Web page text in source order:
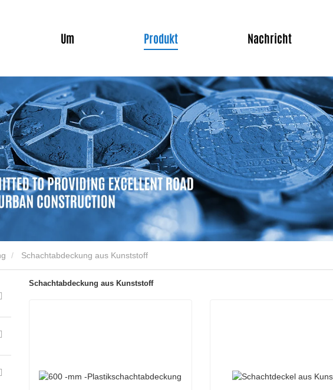
Um Produkt Nachricht
Schachtabdeckung aus Kunststoff
Schachtabdeckung aus Kunststoff